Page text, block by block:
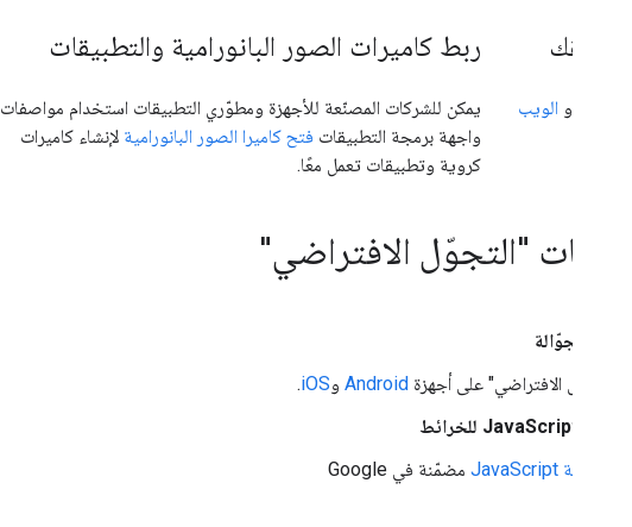
أو الويب
ربط كاميرات الصور البانورامية والتطبيقات
يمكن للشركات المصنّعة للأجهزة ومطوّري التطبيقات استخدام مواصفات
واجهة برمجة التطبيقات فتح كاميرا الصور البانورامية لإنشاء كاميرات
كروية وتطبيقات تعمل معًا.
"التجوّل الافتراضي"
الجوّالة
الافتراضي" على أجهزة Android وiOS
.
مكتبة JavaScript
مضمّنة في Google